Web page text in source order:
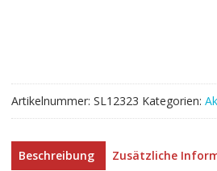
WFP9Q
WRTD-
WFH9Q
WRTD-
WDH9
Artikelnummer: SL12323 Kategorien:
Beschreibung
Zusätzliche